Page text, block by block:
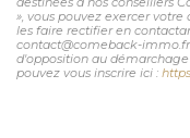
», vous pouvez exercer
les faire rectifier en
contact@comeback-
d'opposition au
pouvez vous inscrire ici :